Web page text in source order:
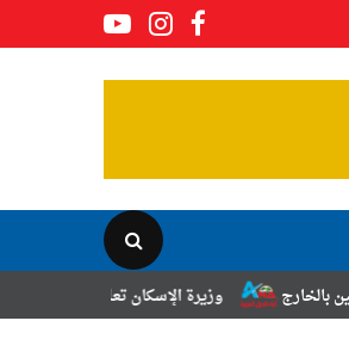
وزيرة الإسكان تعلن نتائج قرعة تخصيص أراضي